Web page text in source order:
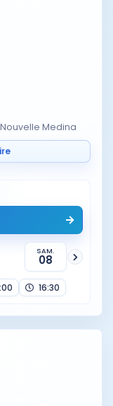
Nouvelle Medina
SAM.
08
16:30